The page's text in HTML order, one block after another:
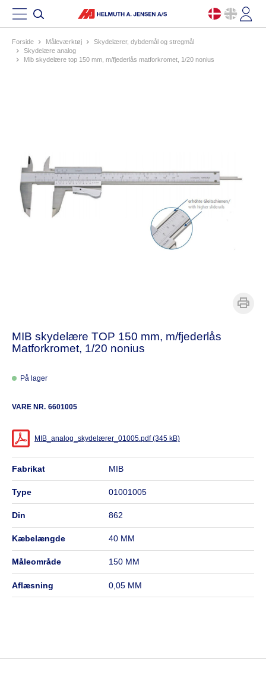
Forside måleværktøj
skydelærer, dybdemål og stregmål
skydelære analog
mib skydelære top 150 mm, m/fjederlås matforkromet, 1/20 nonius
MIB skydelære TOP 150 mm, m/fjederlås
Matforkromet, 1/20 nonius
På lager
VARE NR. 6601005
MIB_analog_skydelærer_01005.pdf (345 kB)
fabrikat MIB
type 01001005
din 862
kæbelængde 40 MM
måleområde 150 MM
aflæsning 0,05 MM